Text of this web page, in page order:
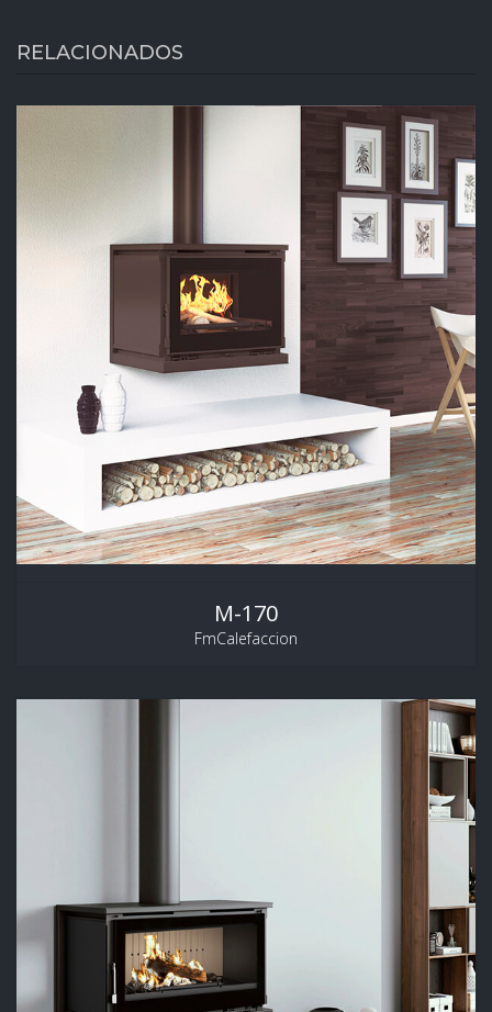
RELACIONADOS
M-170
FmCalefaccion